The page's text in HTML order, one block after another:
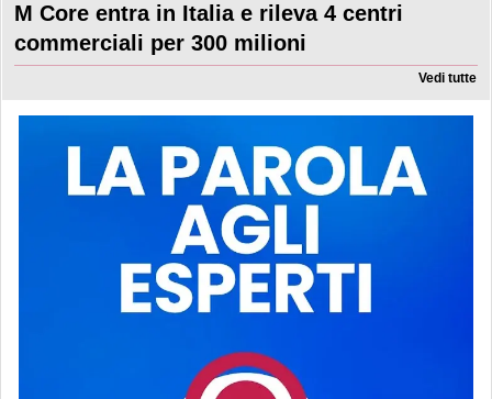
M Core entra in Italia e rileva 4 centri
commerciali per 300 milioni
Vedi tutte